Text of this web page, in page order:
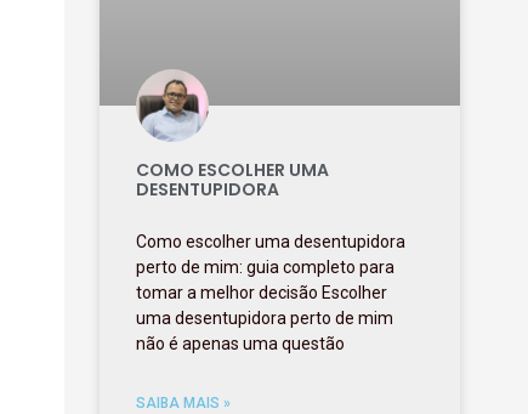
COMO ESCOLHER UMA
DESENTUPIDORA
Como escolher uma desentupidora
perto de mim: guia completo para
tomar a melhor decisão Escolher
uma desentupidora perto de mim
não é apenas uma questão
SAIBA MAIS »